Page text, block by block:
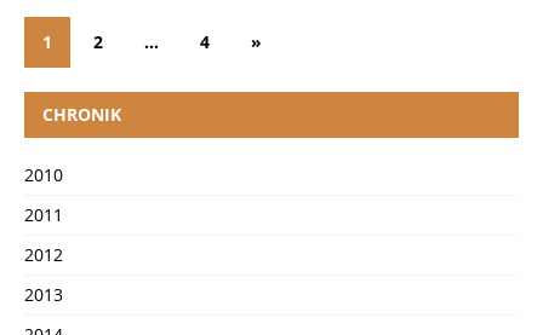
1 2 … 4 »
CHRONIK
2010
2011
2012
2013